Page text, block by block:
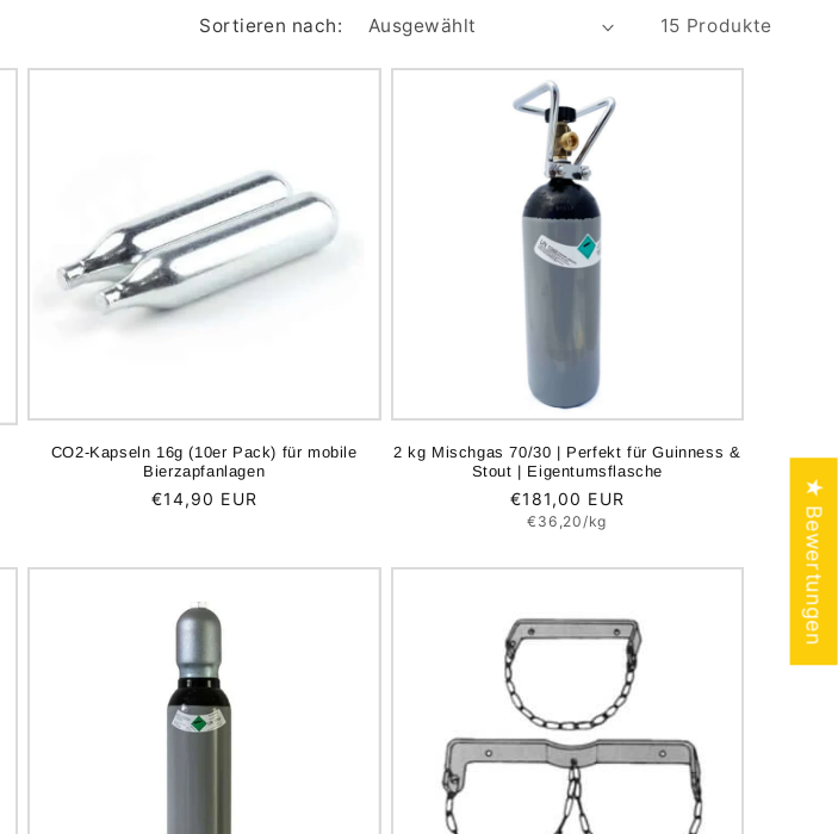
Sortieren nach: 15 Produkte
CO2-Kapseln 16g (10er Pack) für mobile
Bierzapfanlagen
Normaler
€14,90 EUR
2 kg Mischgas 70/30 | Perfekt für Guinness &
Stout | Eigentumsflasche
Normaler
Preis
€181,00 EUR
Grundpreis
€36,20/kg ★ Bewertungen